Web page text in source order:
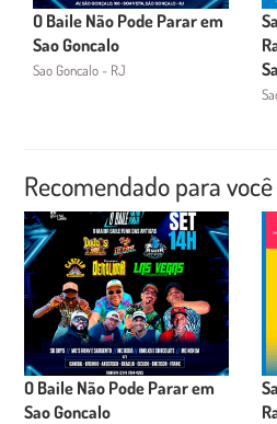
O Baile Não Pode Parar em
Sao Goncalo
Sao Goncalo - RJ
Recomendado para você
O Baile Não Pode Parar em
Sao Goncalo